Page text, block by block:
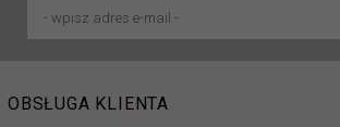
OBSŁUGA KLIENTA